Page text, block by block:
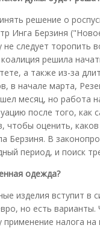
решение о
Инга Берзиня
следует торопить
решила
а также из-за
в начале марта,
месяц, но работа
после того,
чтобы оценить,
Берзиня. В
период, и поиск
одежда?
изделия вступит
но есть
налога